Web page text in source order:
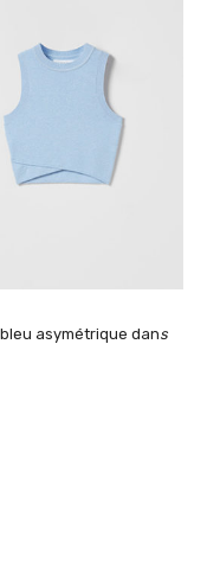
asymétrique dans